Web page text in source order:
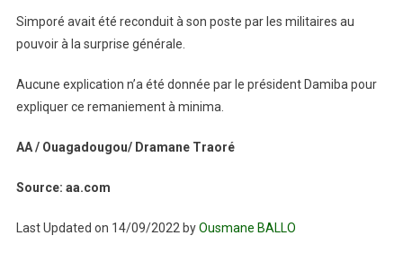
Simporé avait été reconduit à son poste par les militaires au
pouvoir à la surprise générale.
Aucune explication n’a été donnée par le président Damiba pour
expliquer ce remaniement à minima.
AA / Ouagadougou/ Dramane Traoré
Source: aa.com
Last Updated on 14/09/2022 byOusmane BALLO